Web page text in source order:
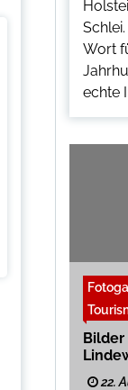
Wort
echte
Bilder
22.